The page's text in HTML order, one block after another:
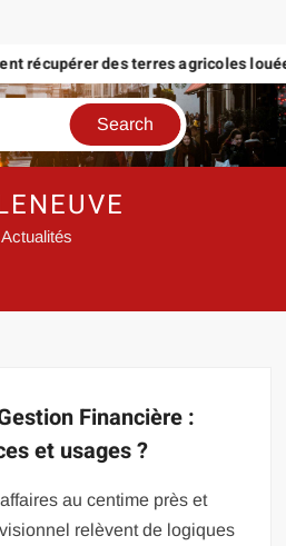
récupérer des terres agricoles
Actualités
Financière :
et usages ?
au centime près et
relèvent de logiques